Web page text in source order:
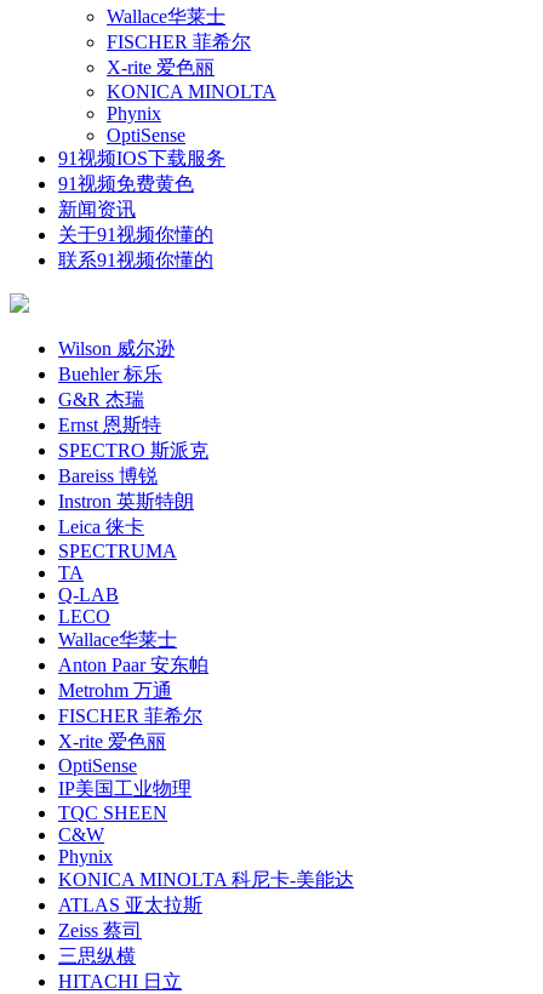
Wallace华莱士
FISCHER 菲希尔
X-rite 爱色丽
KONICA MINOLTA
Phynix
OptiSense
91视频IOS下载服务
91视频免费黄色
新闻资讯
关于91视频你懂的
联系91视频你懂的
Wilson 威尔逊
Buehler 标乐
G&R 杰瑞
Ernst 恩斯特
SPECTRO 斯派克
Bareiss 博锐
Instron 英斯特朗
Leica 徕卡
SPECTRUMA
TA
Q-LAB
LECO
Wallace华莱士
Anton Paar 安东帕
Metrohm 万通
FISCHER 菲希尔
X-rite 爱色丽
OptiSense
IP美国工业物理
TQC SHEEN
C&W
Phynix
KONICA MINOLTA 科尼卡-美能达
ATLAS 亚太拉斯
Zeiss 蔡司
三思纵横
HITACHI 日立